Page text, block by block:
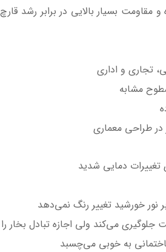
مقاومت بسیار بالایی در برابر رشد
تجاری و اداری
مشابه
در طراحی معماری
دمایی شدید
جلوگیری می‌کند ولی اجازه تبادل بخار
به خوبی می‌چسبد